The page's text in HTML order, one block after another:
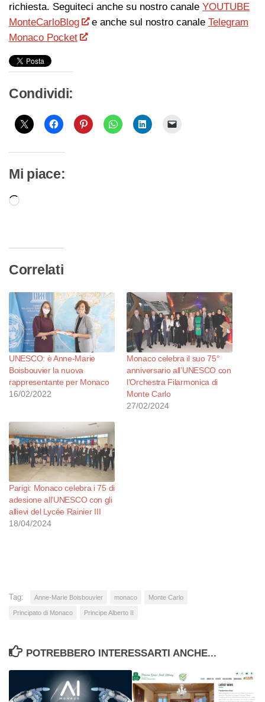
richiesta. Seguiteci anche su nostro canale YOUTUBE
MonteCarloBlog
e anche sul nostro canale Telegram
Monaco Pocket
Condividi:
Mi piace:
Caricamento
Correlati
UNESCO: è Anne-Marie
Boisbouvier la nuova
rappresentante per Monaco
16/02/2022
Monaco celebra il suo 75°
anniversario all’UNESCO con
l’Orchestra Filarmonica di
Monte Carlo
27/02/2024
Parigi: Monaco celebra i 75 di
adesione all’UNESCO con gli
allievi del Lycée Rainier III
18/04/2024
Tag: Anne-Marie Boisbouvier monaco Monte Carlo
Principato di Monaco Principe Alberto II
POTREBBERO INTERESSARTI ANCHE...